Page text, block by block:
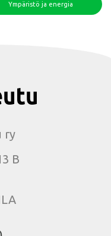
Ympäristö ja energia
ry
B